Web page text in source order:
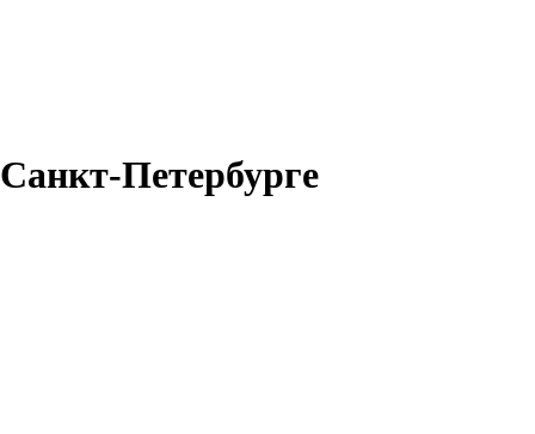
Петербурге